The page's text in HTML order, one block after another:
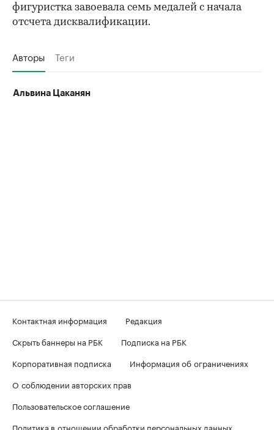
фигуристка завоевала семь медалей с начала
отсчета дисквалификации.
Авторы Теги
Альвина Цаканян
Контактная информация
Редакция
Скрыть баннеры на РБК
Подписка на РБК
Корпоративная подписка
Информация об ограничениях
О соблюдении авторских прав
Пользовательское соглашение
Политика в отношении обработки персональных данных